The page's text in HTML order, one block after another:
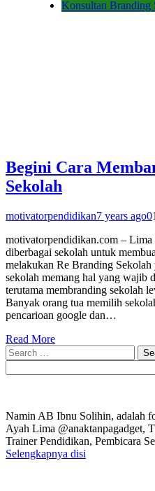
Konsultan Branding
Begini Cara
Sekolah
motivatorpendidikan7 years ago0
motivatorpendidikan.com –
diberbagai sekolah untuk
melakukan Re Branding
sekolah memang hal yang wajib
terutama membranding sekolah
Banyak orang tua memilih
pencarioan google dan…
Read More
Search
for:
Namin AB Ibnu Solihin, adalah
Ayah Lima @anaktanpagadget,
Trainer Pendidikan, Pembicara
Selengkapnya disi